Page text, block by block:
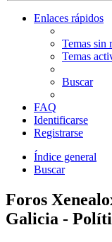
Enlaces rápidos
Temas sin
Temas
Buscar
FAQ
Identificarse
Registrarse
Índice general
Buscar
Foros
Galicia -